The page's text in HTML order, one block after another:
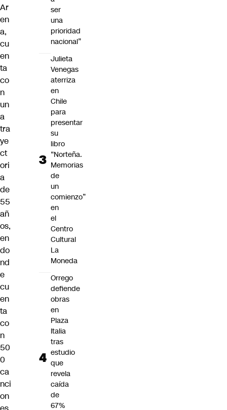
Ar
en
a,
cu
en
ta
co
n
un
a
tra
ye
ct
ori
a
de
55
añ
os,
en
do
nd
e
cu
en
ta
co
n
50
0
ca
nci
on
ser
una
prioridad
nacional”
Julieta
Venegas
aterriza
en
Chile
para
presentar
su
libro
“Norteña.
Memorias
de
un
comienzo”
en
el
Centro
Cultural
La
Moneda
Orrego
defiende
obras
en
Plaza
Italia
tras
estudio
que
revela
caída
de
67%